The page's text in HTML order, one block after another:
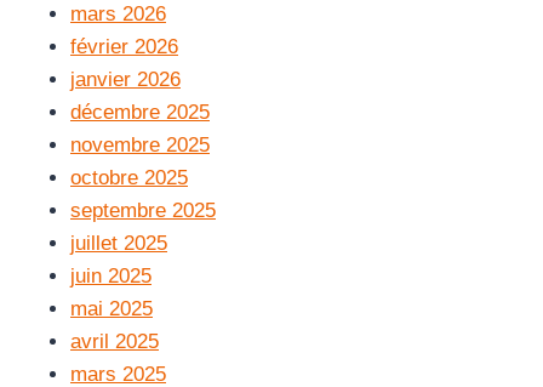
mars 2026
février 2026
janvier 2026
décembre 2025
novembre 2025
octobre 2025
septembre 2025
juillet 2025
juin 2025
mai 2025
avril 2025
mars 2025